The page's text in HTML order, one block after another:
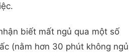
biết mất ngủ qua một số
(nằm hơn 30 phút không ngủ